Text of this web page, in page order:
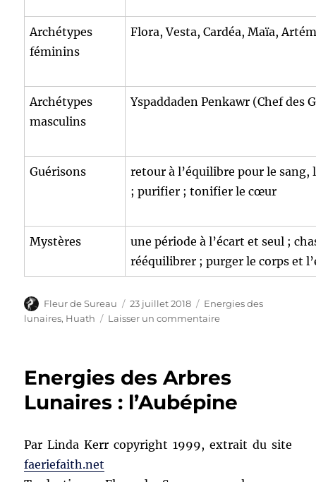
Archétypes
féminins
Flora, Vesta, Cardéa, Maïa,
Archétypes
masculins
Yspaddaden Penkawr (Chef des
Guérisons
retour à l’équilibre pour le sang,
; purifier ; tonifier le cœur
Mystères
une période à l’écart et seul ;
rééquilibrer ; purger le corps et
Auteur
Fleur de Sureau
Publié
le
23 juillet 2018 Catégories
Energies des
lunaires, Huath Laisser un commentairesur
Faerie
Energies des Arbres
Lunaires : l’Aubépine
Par Linda Kerr copyright 1999, extrait du site
faeriefaith.net